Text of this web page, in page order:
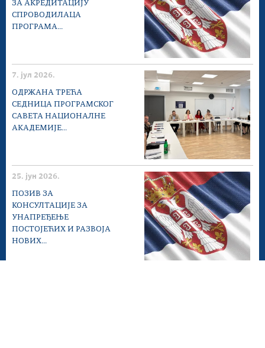
ЗА АКРЕДИТАЦИЈУ
СПРОВОДИЛАЦА
ПРОГРАМА...
7. јул 2026.
ОДРЖАНА ТРЕЋА
СЕДНИЦА ПРОГРАМСКОГ
САВЕТА НАЦИОНАЛНЕ
АКАДЕМИЈЕ...
25. јун 2026.
ПОЗИВ ЗА
КОНСУЛТАЦИЈЕ ЗА
УНАПРЕЂЕЊЕ
ПОСТОЈЕЋИХ И РАЗВОЈА
НОВИХ...